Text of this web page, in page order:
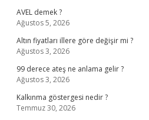
AVEL demek ?
Ağustos 5, 2026
Altın fiyatları illere göre değişir mi ?
Ağustos 3, 2026
99 derece ateş ne anlama gelir ?
Ağustos 3, 2026
Kalkınma göstergesi nedir ?
Temmuz 30, 2026